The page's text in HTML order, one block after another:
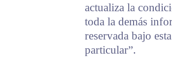
actualiza la
toda la demás
reservada bajo
particular”.